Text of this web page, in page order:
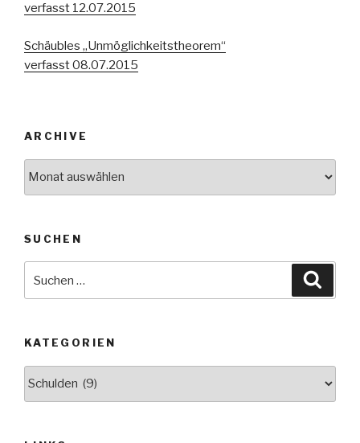
verfasst 12.07.2015
Schäubles „Unmöglichkeitstheorem“
verfasst 08.07.2015
ARCHIVE
SUCHEN
KATEGORIEN